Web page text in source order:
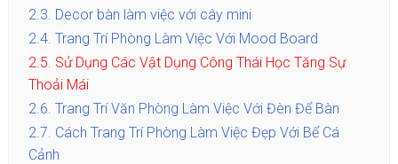
2.3. Decor bàn làm việc với cây mini
2.4. Trang Trí Phòng Làm Việc Với Mood Board
2.5. Sử Dụng Các Vật Dụng Công Thái Học Tăng Sự
Thoải Mái
2.6. Trang Trí Văn Phòng Làm Việc Với Đèn Để Bàn
2.7. Cách Trang Trí Phòng Làm Việc Đẹp Với Bể Cá
Cảnh